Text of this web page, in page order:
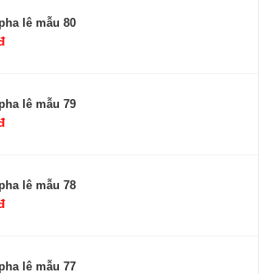
lê mẫu 80
lê mẫu 79
lê mẫu 78
lê mẫu 77